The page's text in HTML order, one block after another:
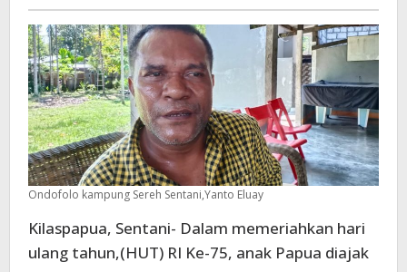
Anak
Papua
Mengisinya
Dengan
Kemerdekaan
Ondofolo kampung Sereh Sentani,Yanto Eluay
Kilaspapua, Sentani- Dalam memeriahkan hari
ulang tahun,(HUT) RI Ke-75, anak Papua diajak